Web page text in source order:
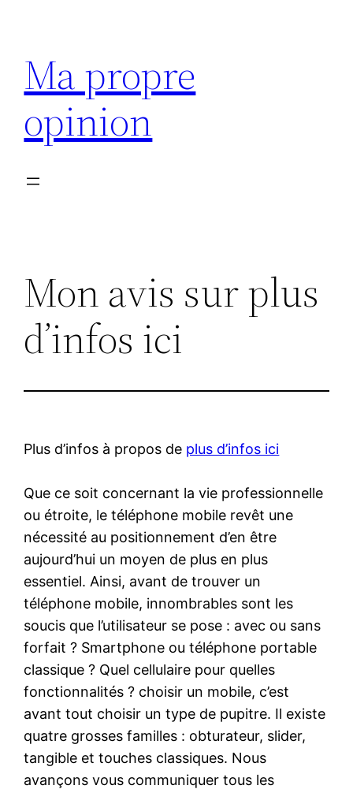
contenu
Ma propre
opinion
Mon avis sur plus
d’infos ici
Plus d’infos à propos de plus d’infos ici
Que ce soit concernant la vie professionnelle
ou étroite, le téléphone mobile revêt une
nécessité au positionnement d’en être
aujourd’hui un moyen de plus en plus
essentiel. Ainsi, avant de trouver un
téléphone mobile, innombrables sont les
soucis que l’utilisateur se pose : avec ou sans
forfait ? Smartphone ou téléphone portable
classique ? Quel cellulaire pour quelles
fonctionnalités ? choisir un mobile, c’est
avant tout choisir un type de pupitre. Il existe
quatre grosses familles : obturateur, slider,
tangible et touches classiques. Nous
avançons vous communiquer tous les